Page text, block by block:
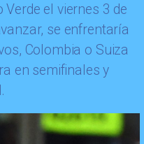
el viernes 3 de
se enfrentaría
Colombia o Suiza
en semifinales y